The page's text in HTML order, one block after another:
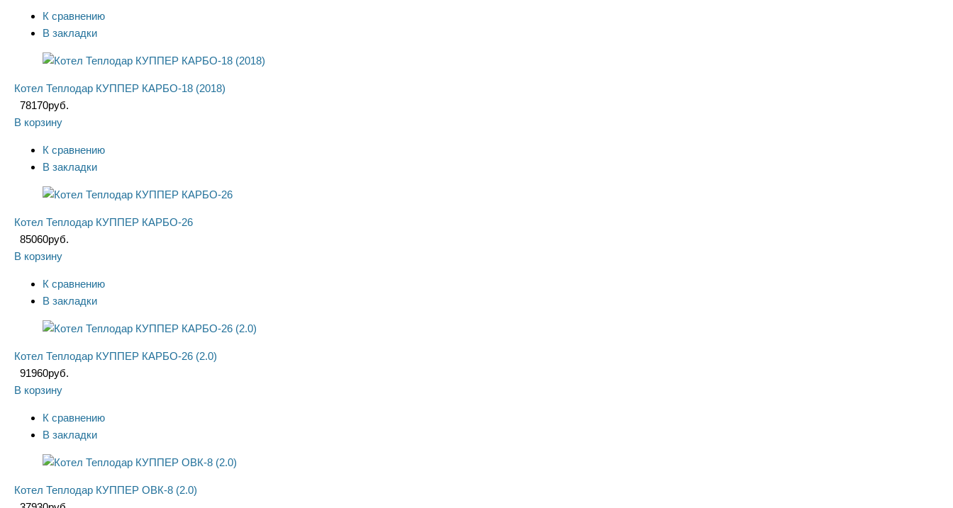
К сравнению
В закладки
Котел Теплодар КУППЕР КАРБО-18 (2018)
78170руб.
В корзину
К сравнению
В закладки
Котел Теплодар КУППЕР КАРБО-26
85060руб.
В корзину
К сравнению
В закладки
Котел Теплодар КУППЕР КАРБО-26 (2.0)
91960руб.
В корзину
К сравнению
В закладки
Котел Теплодар КУППЕР ОВК-8 (2.0)